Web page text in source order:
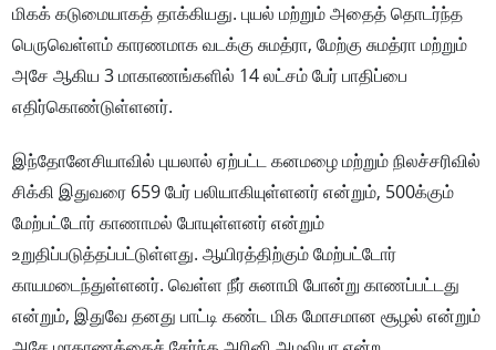
மிகக் கடுமையாகத் தாக்கியது. புயல் மற்றும் அதைத் தொடர்ந்த
பெருவெள்ளம் காரணமாக வடக்கு சுமத்ரா, மேற்கு சுமத்ரா மற்றும்
அசே ஆகிய 3 மாகாணங்களில் 14 லட்சம் பேர் பாதிப்பை
எதிர்கொண்டுள்ளனர்.
இந்தோனேசியாவில் புயலால் ஏற்பட்ட கனமழை மற்றும் நிலச்சரிவில்
சிக்கி இதுவரை 659 பேர் பலியாகியுள்ளனர் என்றும், 500க்கும்
மேற்பட்டோர் காணாமல் போயுள்ளனர் என்றும்
உறுதிப்படுத்தப்பட்டுள்ளது. ஆயிரத்திற்கும் மேற்பட்டோர்
காயமடைந்துள்ளனர். வெள்ள நீர் சுனாமி போன்று காணப்பட்டது
என்றும், இதுவே தனது பாட்டி கண்ட மிக மோசமான சூழல் என்றும்